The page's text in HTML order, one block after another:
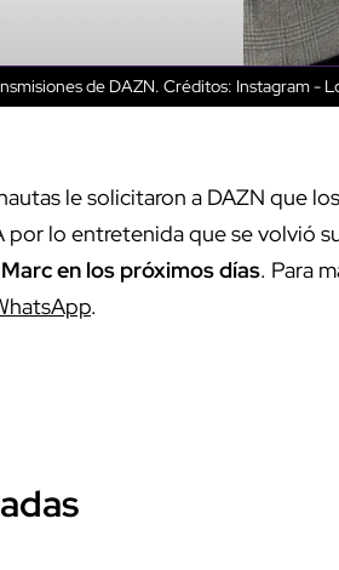
de DAZN. Créditos: Instagram -
le solicitaron a DAZN que
por lo entretenida que se volvió
en los próximos días. Para
.